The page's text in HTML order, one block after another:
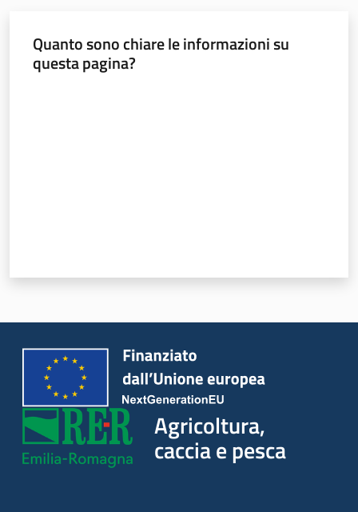
Agricoltura,
caccia e
pesca
Quanto sono chiare le informazioni su
questa pagina?
Agricoltura,
caccia e pesca